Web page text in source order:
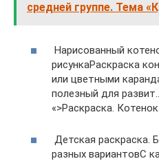
средней группе. Тема
Нарисованный
рисункаРаскраска
или цветными
полезный для развит…
«>Раскраска.
Детская раскраска.
разных вариантовС